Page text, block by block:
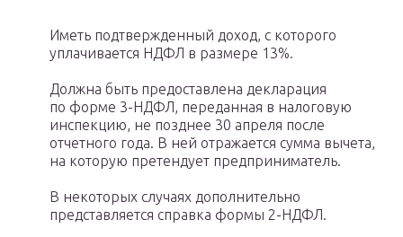
Иметь подтвержденный доход, с которого
уплачивается НДФЛ в размере 13%.
Должна быть предоставлена декларация
по форме 3-НДФЛ, переданная в налоговую
инспекцию, не позднее 30 апреля после
отчетного года. В ней отражается сумма вычета,
на которую претендует предприниматель.
В некоторых случаях дополнительно
представляется справка формы 2-НДФЛ.